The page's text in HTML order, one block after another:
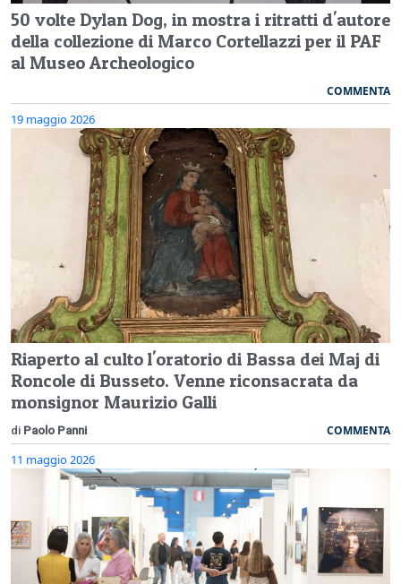
50 volte Dylan Dog, in mostra i ritratti d'autore
della collezione di Marco Cortellazzi per il PAF
al Museo Archeologico
COMMENTA
19 maggio 2026
Riaperto al culto l'oratorio di Bassa dei Maj di
Roncole di Busseto. Venne riconsacrata da
monsignor Maurizio Galli
di Paolo Panni COMMENTA
11 maggio 2026